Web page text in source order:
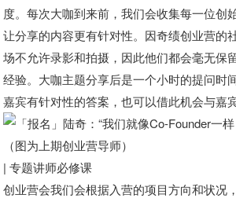
度。每次大咖到来前，我们会收集每一位创
让分享的内容更有针对性。 因奇绩创业营的
场不允许录影和拍摄，因此他们都会毫无保
经验。 大咖主题分享后是一个小时的提问时
嘉宾有针对性的答案，也可以借此机会与嘉
（图为上期创业营导师）
| 专题讲师必修课
创业营会我们会根据入营的项目方向和状况